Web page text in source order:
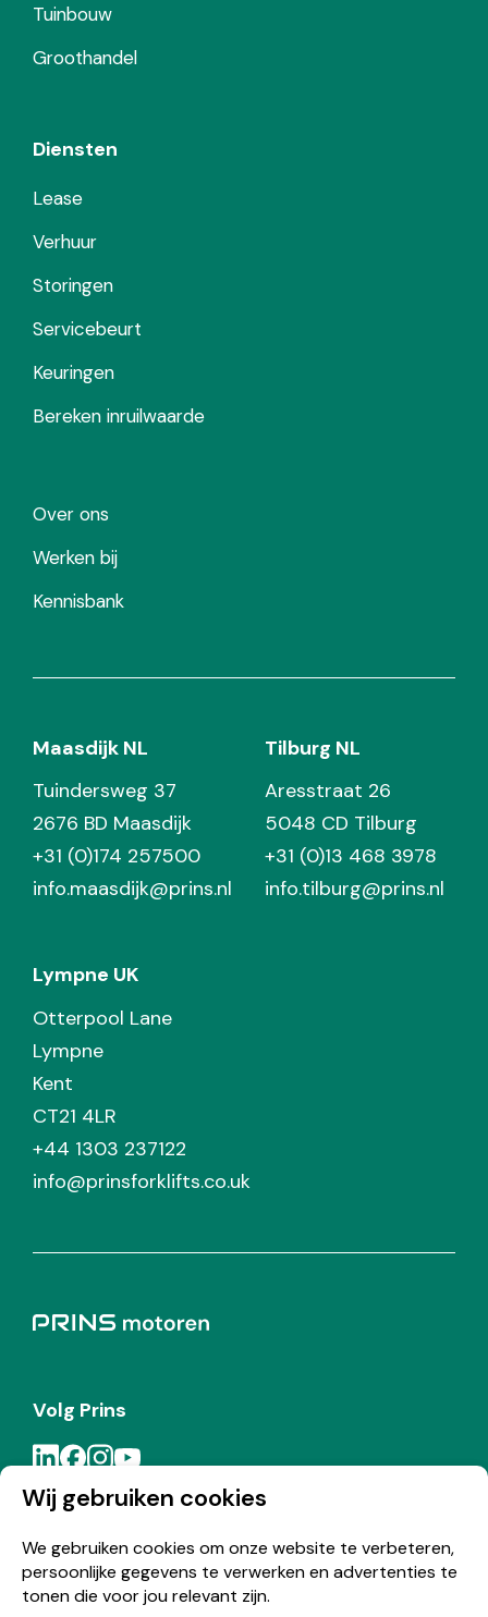
Wij gebruiken cookies
We gebruiken cookies om onze website te verbeteren,
persoonlijke gegevens te verwerken en advertenties te
tonen die voor jou relevant zijn.
Tuinbouw
Groothandel
Diensten
Lease
Verhuur
Storingen
Servicebeurt
Keuringen
Bereken inruilwaarde
Over ons
Werken bij
Kennisbank
Maasdijk NL
Tuindersweg 37
2676 BD Maasdijk
+31 (0)174 257500
info.maasdijk@prins.nl
Tilburg NL
Aresstraat 26
5048 CD Tilburg
+31 (0)13 468 3978
info.tilburg@prins.nl
Lympne UK
Otterpool Lane
Lympne
Kent
CT21 4LR
+44 1303 237122
info@prinsforklifts.co.uk
Volg Prins
Meld je aan voor de Prins nieuwsbrief